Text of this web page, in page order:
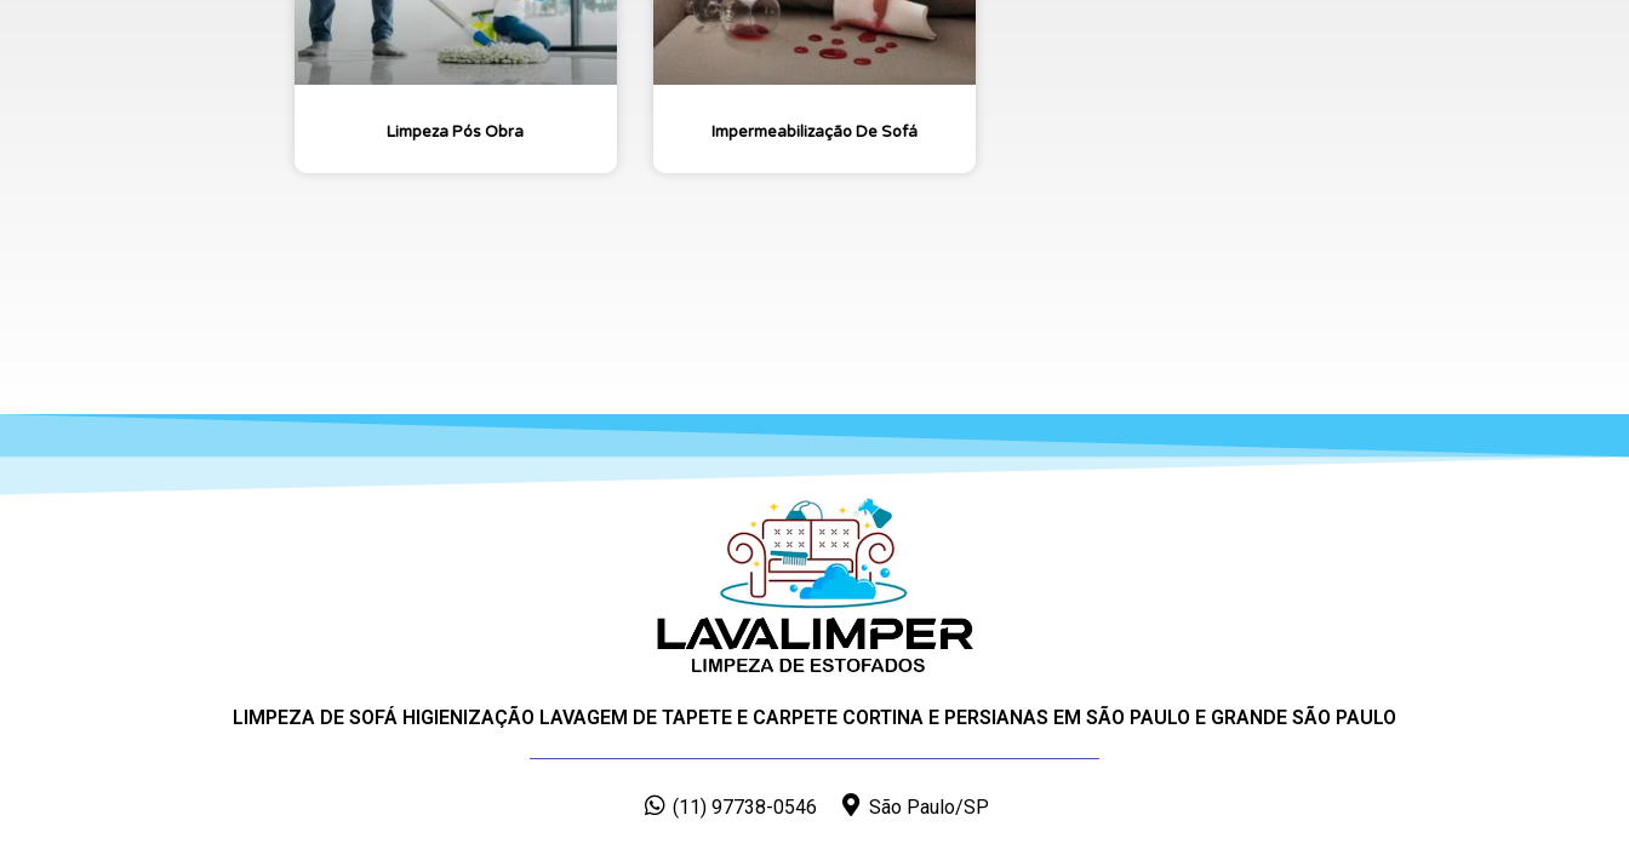
Limpeza Pós Obra Impermeabilização De Sofá
LIMPEZA DE SOFÁ HIGIENIZAÇÃO LAVAGEM DE TAPETE E CARPETE CORTINA E PERSIANAS EM SÃO PAULO E GRANDE SÃO PAULO
(11) 97738-0546 São Paulo/SP